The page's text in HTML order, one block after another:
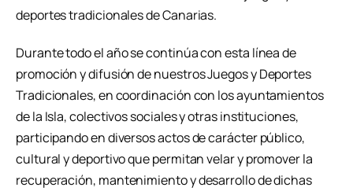
deportes tradicionales de Canarias.
Durante todo el año se continúa con esta línea de
promoción y difusión de nuestros Juegos y Deportes
Tradicionales, en coordinación con los ayuntamientos
de la Isla, colectivos sociales y otras instituciones,
participando en diversos actos de carácter público,
cultural y deportivo que permitan velar y promover la
recuperación, mantenimiento y desarrollo de dichas